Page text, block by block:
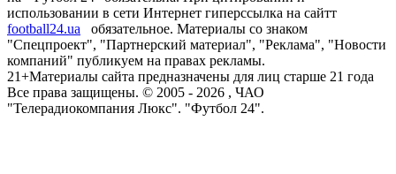
использовании в сети Интернет гиперссылка на сайтт
football24.ua
обязательное. Материалы со знаком
"Спецпроект", "Партнерский материал", "Реклама", "Новости
компаний" публикуем на правах рекламы.
21+Материалы сайта предназначены для лиц старше 21 года
Все права защищены. © 2005 - 2026 , ЧАО
"Телерадиокомпания Люкс". "Футбол 24".